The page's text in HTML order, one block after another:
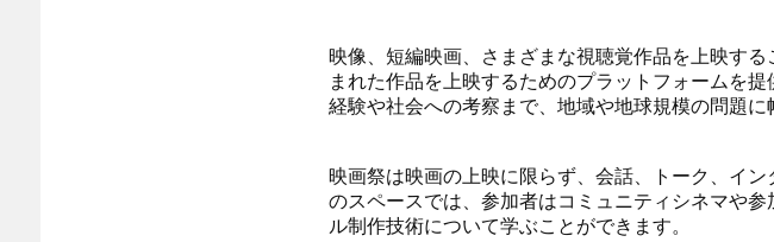
映像、短編映画、さまざまな視聴覚作品を上映す
まれた作品を上映するためのプラットフォームを
経験や社会への考察まで、地域や地球規模の問題に
映画祭は映画の上映に限らず、会話、トーク、イ
のスペースでは、参加者はコミュニティシネマや
ル制作技術について学ぶことができます。